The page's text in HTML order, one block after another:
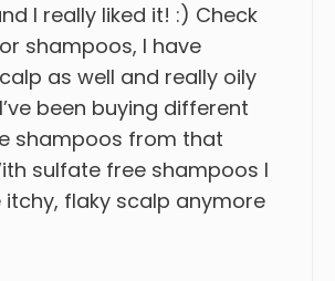
I really liked it! :) Check
shampoos, I have
as well and really oily
been buying different
shampoos from that
sulfate free shampoos I
itchy, flaky scalp anymore